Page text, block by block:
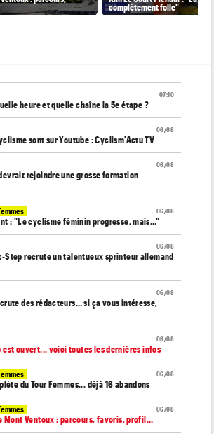
complètement folle"
07:10
heure et quelle chaîne la 5e étape ?
06/08
sont sur Youtube : Cyclism'Actu TV
06/08
rejoindre une grosse formation
06/08
: "Le cyclisme féminin progresse, mais…"
06/08
Step recrute un talentueux sprinteur allemand
06/08
des rédacteurs… si ça vous intéresse,
06/08
est ouvert... voici toutes les dernières infos
06/08
du Tour Femmes... déjà 16 abandons
06/08
Mont Ventoux : parcours, favoris, profil…